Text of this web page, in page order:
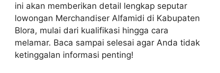
ini akan memberikan detail lengkap seputar
lowongan Merchandiser Alfamidi di Kabupaten
Blora, mulai dari kualifikasi hingga cara
melamar. Baca sampai selesai agar Anda tidak
ketinggalan informasi penting!